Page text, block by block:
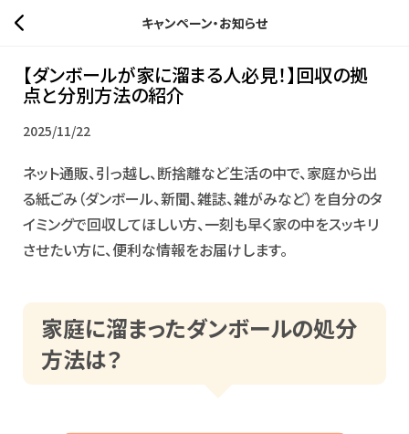
キャンペーン・お知らせ
【ダンボールが家に溜まる人必見！】回収の拠
点と分別方法の紹介
2025/11/22
ネット通販、引っ越し、断捨離など生活の中で、家庭から出
る紙ごみ（ダンボール、新聞、雑誌、雑がみなど）を自分のタ
イミングで回収してほしい方、一刻も早く家の中をスッキリ
させたい方に、便利な情報をお届けします。
家庭に溜まったダンボールの処分
方法は？